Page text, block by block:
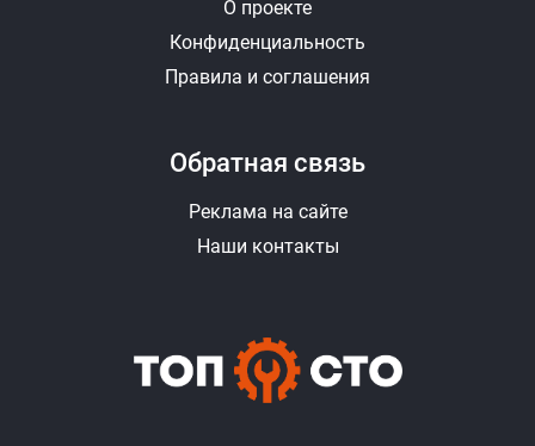
О проекте
Конфиденциальность
Правила и соглашения
Обратная связь
Реклама на сайте
Наши контакты